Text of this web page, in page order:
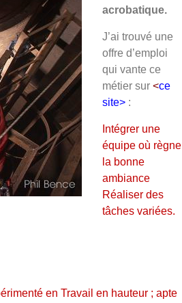
acrobatique.
J’ai trouvé une
offre d’emploi
qui vante ce
métier sur <ce
site> :
Intégrer une
équipe où règne
la bonne
ambiance
Réaliser des
tâches variées.
en Travail en hauteur ; apte